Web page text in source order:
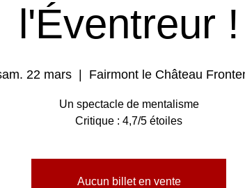
l'Éventreur !
22 mars
  |
Fairmont le Château
Un spectacle de mentalisme
Critique : 4,7/5 étoiles
Aucun billet en vente